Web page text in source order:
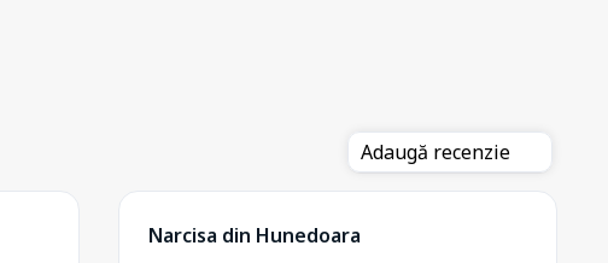
Adaugă recenzie
Narcisa din Hunedoara